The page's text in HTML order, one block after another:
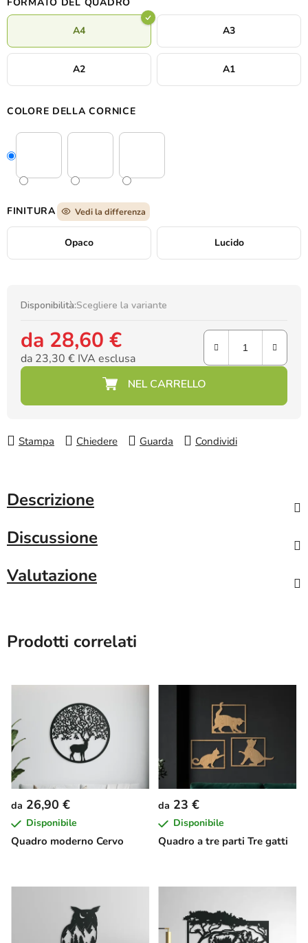
onirica, quasi meditativa. Il quadro appare come una poesia
visiva: silenzioso, delicato e ricco di simbolismo, adatto a interni
che cercano tranquillità e significato profondo.
A4 A3
A2 A1
COLORE DELLA CORNICE
FINITURA Vedi la differenza
Opaco Lucido
Disponibilità:Scegliere la variante
da 28,60 €
da 23,30 € IVA esclusa
Prezzo della misura:
Stampa Chiedere Guarda Condividi
Descrizione
Discussione
Valutazione
Prodotti correlati
Quadro moderno Cervo
da 26,90 €
Disponibile
Quadro a tre parti Tre gatti
da 23 €
Disponibile